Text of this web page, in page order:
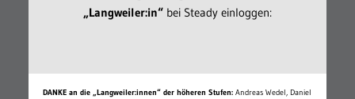
„Langweiler:in“bei Steady einloggen:
DANKE an die „Langweiler:innen“ der höheren Stufen: Andreas Wedel, Daniel